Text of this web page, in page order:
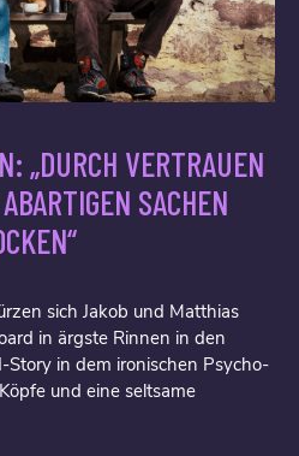
„DURCH VERTRAUEN
SACHEN
sich Jakob und Matthias
in ärgste Rinnen in den
in dem ironischen Psycho-
und eine seltsame